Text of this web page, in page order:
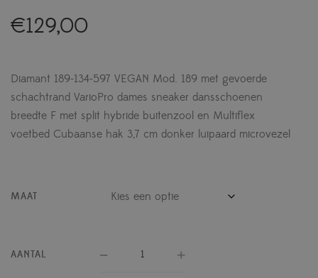
€129,00
Diamant 189-134-597 VEGAN Mod. 189 met gevoerde
schachtrand VarioPro dames sneaker dansschoenen
breedte F met split hybride buitenzool en Multiflex
voetbed Cubaanse hak 3,7 cm donker luipaard microvezel
MAAT
AANTAL